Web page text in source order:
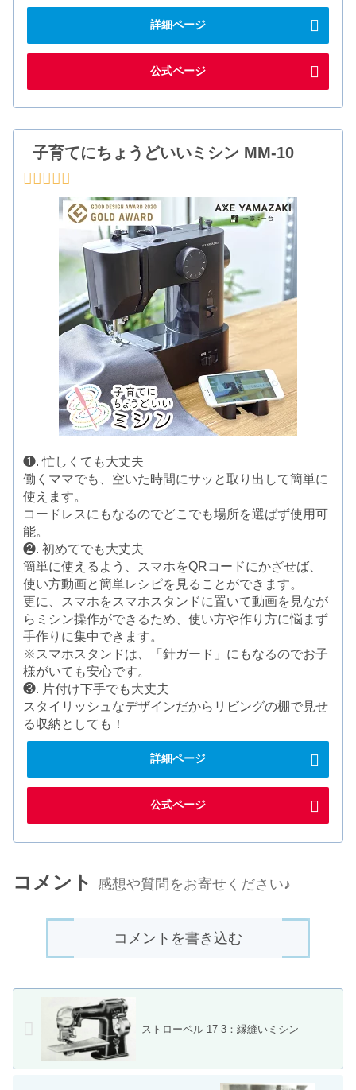
詳細ページ
公式ページ
子育てにちょうどいいミシン MM-10
❶. 忙しくても大丈夫
働くママでも、空いた時間にサッと取り出して簡単に
使えます。
コードレスにもなるのでどこでも場所を選ばず使用可
能。
❷. 初めてでも大丈夫
簡単に使えるよう、スマホをQRコードにかざせば、
使い方動画と簡単レシピを見ることができます。
更に、スマホをスマホスタンドに置いて動画を見なが
らミシン操作ができるため、使い方や作り方に悩まず
手作りに集中できます。
※スマホスタンドは、「針ガード」にもなるのでお子
様がいても安心です。
❸. 片付け下手でも大丈夫
スタイリッシュなデザインだからリビングの棚で見せ
る収納としても！
詳細ページ
公式ページ
コメント 感想や質問をお寄せください♪
コメントを書き込む
ストローベル 17-3：縁縫いミシン